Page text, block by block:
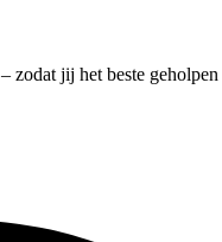
– zodat jij het beste